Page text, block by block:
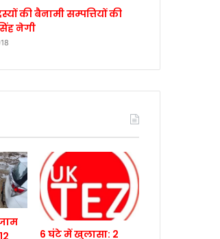
की बैनामी सम्पत्तियों की
नेगी
6 घंटे में खुलासा: 2